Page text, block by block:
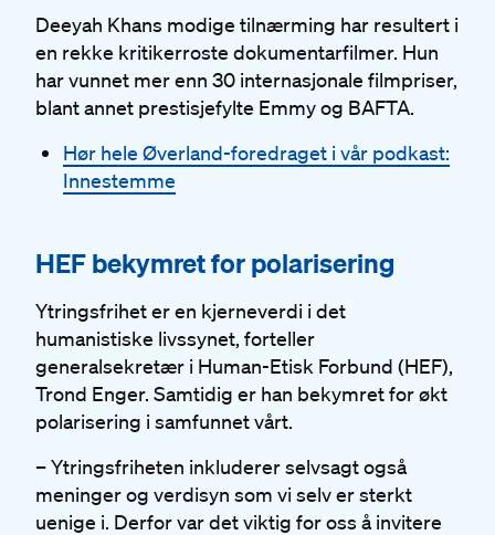
Deeyah Khans modige tilnærming har resultert i
en rekke kritikerroste dokumentarfilmer. Hun
har vunnet mer enn 30 internasjonale filmpriser,
blant annet prestisjefylte Emmy og BAFTA.
Hør hele Øverland-foredraget i vår podkast:
Innestemme
#
HEF bekymret for polarisering
Ytringsfrihet er en kjerneverdi i det
humanistiske livssynet, forteller
generalsekretær i Human-Etisk Forbund (HEF),
Trond Enger. Samtidig er han bekymret for økt
polarisering i samfunnet vårt.
– Ytringsfriheten inkluderer selvsagt også
meninger og verdisyn som vi selv er sterkt
uenige i. Derfor var det viktig for oss å invitere